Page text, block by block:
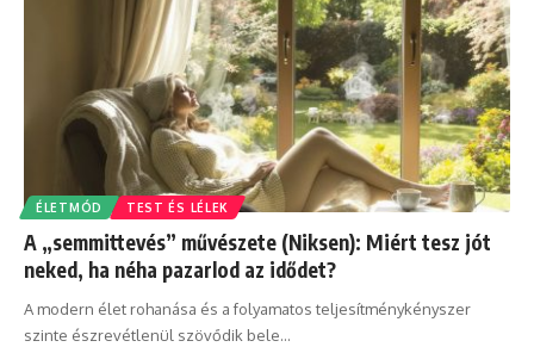
ÉLETMÓD TEST ÉS LÉLEK
A „semmittevés” művészete (Niksen): Miért tesz jót
neked, ha néha pazarlod az idődet?
A modern élet rohanása és a folyamatos teljesítménykényszer
szinte észrevétlenül szövődik bele…